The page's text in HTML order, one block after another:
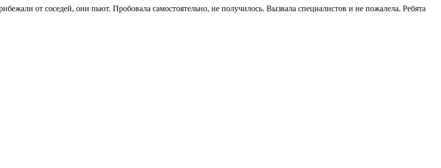
от соседей, они пьют. Пробовала самостоятельно, не получилось. Вызвала специалистов и не пожалела. Ребята